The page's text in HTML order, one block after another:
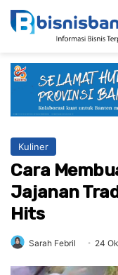
Kuliner
Cara
Jajanan
Hits
Sarah Febril 24